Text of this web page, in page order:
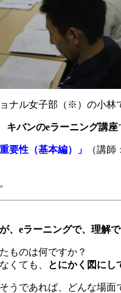
ナル女子部（※）の小林
キバンのeラーニング講座
要性（基本編）」
（講
、eラーニングで、理解
ものは何ですか？
くても、
とにかく図にし
うであれば、どんな場面